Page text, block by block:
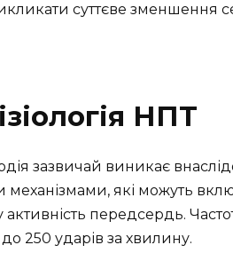
суттєве зменшення
НПТ
зазвичай виникає
механізмами, які можуть
передсердь.
250 ударів за хвилину.